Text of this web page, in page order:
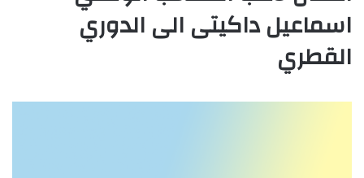
اسماعيل داكيتى الى الدوري
القطري